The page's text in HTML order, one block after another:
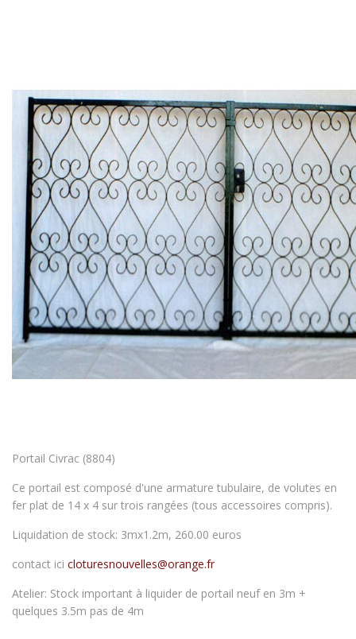
Portail Civrac (8804)
Ce portail est composé d'une armature tubulaire, de volutes en
fer plat de 14 x 4 sur trois rangées (tous accessoires compris).
Liquidation de stock: 3mx1.2m, 260.00 euros
contact ici cloturesnouvelles@orange.fr
Atelier: Stock important à liquider de portail neuf en 3m +
quelques 3.5m pas de 4m